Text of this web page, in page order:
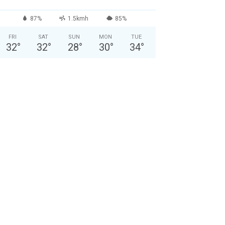
87% 1.5kmh 85%
FRI
32°
SAT
32°
SUN
28°
MON
30°
TUE
34°